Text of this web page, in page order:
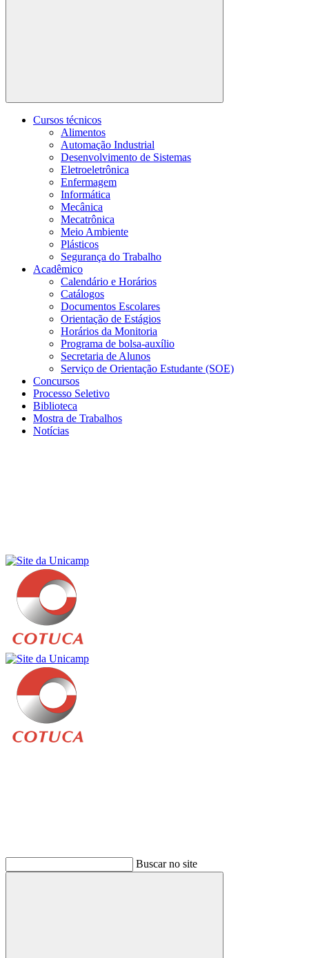
Buscar
Cursos técnicos
Alimentos
Automação Industrial
Desenvolvimento de Sistemas
Eletroeletrônica
Enfermagem
Informática
Mecânica
Mecatrônica
Meio Ambiente
Plásticos
Segurança do Trabalho
Acadêmico
Calendário e Horários
Catálogos
Documentos Escolares
Orientação de Estágios
Horários da Monitoria
Programa de bolsa-auxílio
Secretaria de Alunos
Serviço de Orientação Estudante (SOE)
Concursos
Processo Seletivo
Biblioteca
Mostra de Trabalhos
Notícias
Buscar no site